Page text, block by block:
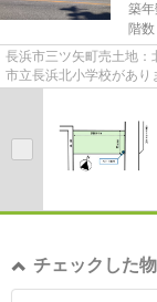
築
階
長浜市三ツ矢町売土地
市立長浜北小学校があ
チェックした